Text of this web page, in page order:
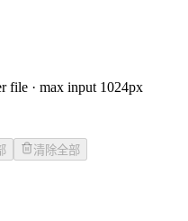
file · max input 1024px
清除全部